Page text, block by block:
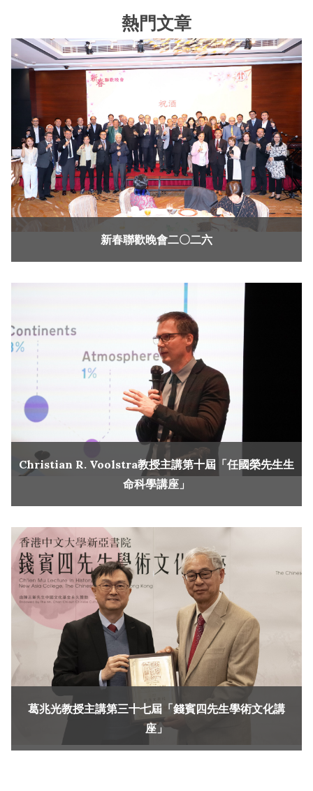
熱門文章
新春聯歡晚會二〇二六
Christian R. Voolstra教授主講第十屆「任國榮先生生
命科學講座」
葛兆光教授主講第三十七屆「錢賓四先生學術文化講
座」